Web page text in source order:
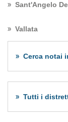
Sant'Angelo
Vallata
Cerca notai
Tutti i